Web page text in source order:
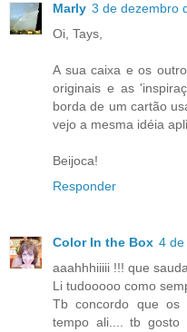
Marly 3 de dezembro
Oi, Tays,
A sua caixa e os
originais e as
borda de um cartão
vejo a mesma idéia
Beijoca!
Responder
Color In the Box 4 de
aaahhhiiiii !!! que
Li tudooooo como
Tb concordo que os
tempo ali.... tb gosto